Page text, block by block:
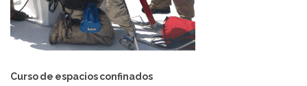
Curso de espacios confinados